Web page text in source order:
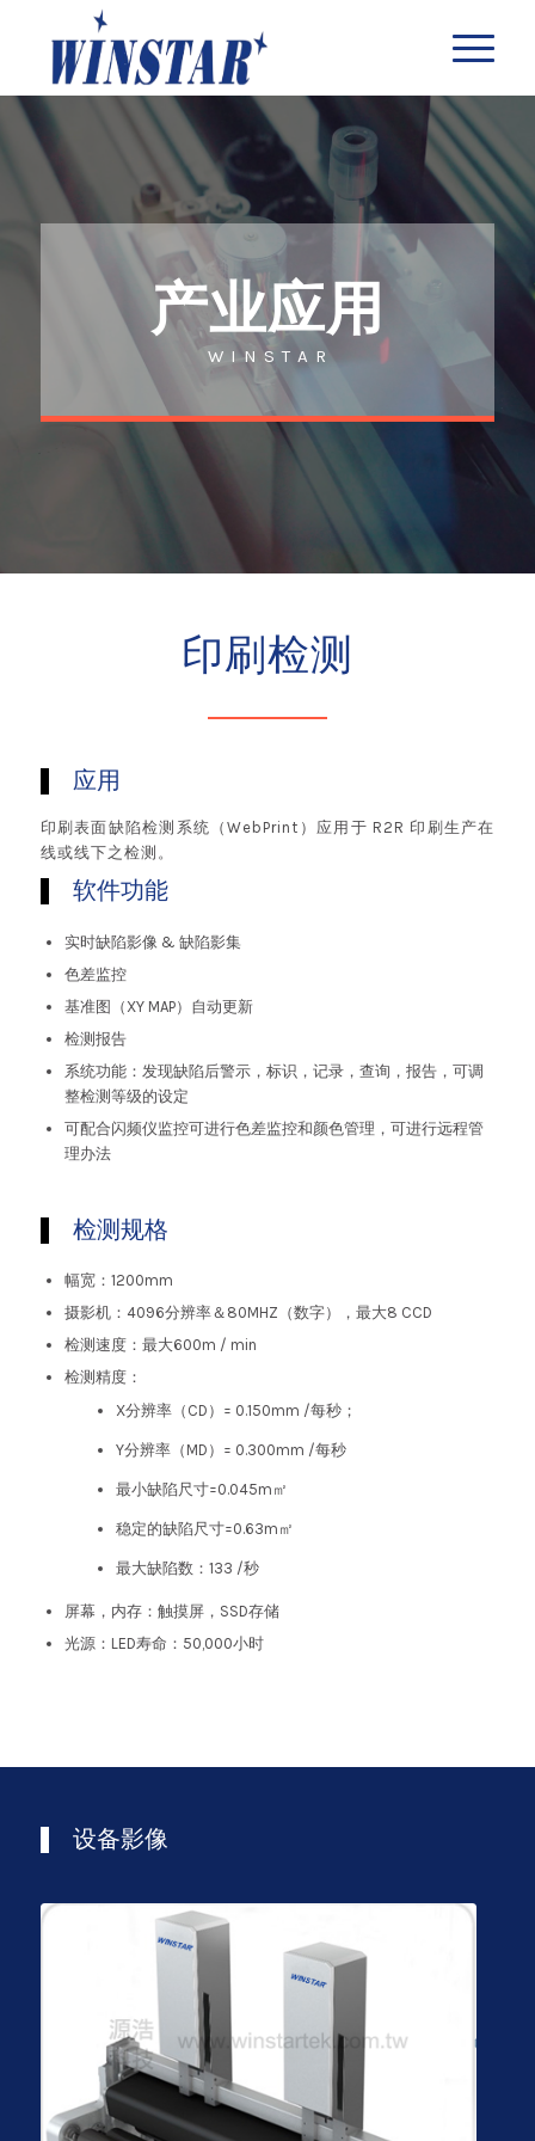
产业应用
W I N S T A R
印刷检测
应用
印刷表面缺陷检测系统（WebPrint）应用于 R2R 印刷生产在
线或线下之检测。
软件功能
实时缺陷影像 & 缺陷影集
色差监控
基准图（XY MAP）自动更新
检测报告
系统功能：发现缺陷后警示，标识，记录，查询，报告，可调
整检测等级的设定
可配合闪频仪监控可进行色差监控和颜色管理，可进行远程管
理办法
检测规格
幅宽：1200mm
摄影机：4096分辨率＆80MHZ（数字），最大8 CCD
检测速度：最大600m / min
检测精度：
X分辨率（CD）= 0.150mm /每秒；
Y分辨率（MD）= 0.300mm /每秒
最小缺陷尺寸=0.045m㎡
稳定的缺陷尺寸=0.63m㎡
最大缺陷数：133 /秒
屏幕，内存：触摸屏，SSD存储
光源：LED寿命：50,000小时
设备影像